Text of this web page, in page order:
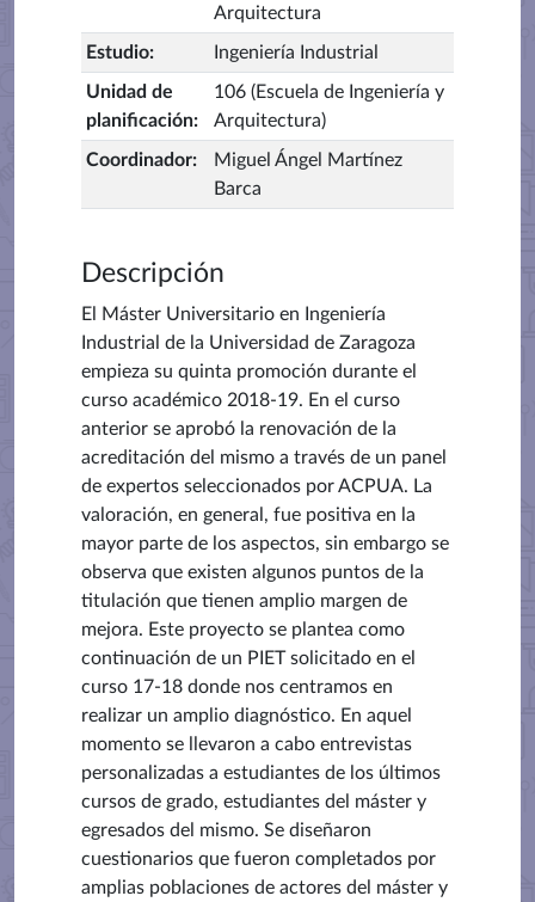
Arquitectura
Estudio: Ingeniería Industrial
Unidad de
planificación:
106 (Escuela de Ingeniería y
Arquitectura)
Coordinador:
Miguel Ángel Martínez
Barca
Descripción
El Máster Universitario en Ingeniería
Industrial de la Universidad de Zaragoza
empieza su quinta promoción durante el
curso académico 2018-19. En el curso
anterior se aprobó la renovación de la
acreditación del mismo a través de un panel
de expertos seleccionados por ACPUA. La
valoración, en general, fue positiva en la
mayor parte de los aspectos, sin embargo se
observa que existen algunos puntos de la
titulación que tienen amplio margen de
mejora. Este proyecto se plantea como
continuación de un PIET solicitado en el
curso 17-18 donde nos centramos en
realizar un amplio diagnóstico. En aquel
momento se llevaron a cabo entrevistas
personalizadas a estudiantes de los últimos
cursos de grado, estudiantes del máster y
egresados del mismo. Se diseñaron
cuestionarios que fueron completados por
amplias poblaciones de actores del máster y